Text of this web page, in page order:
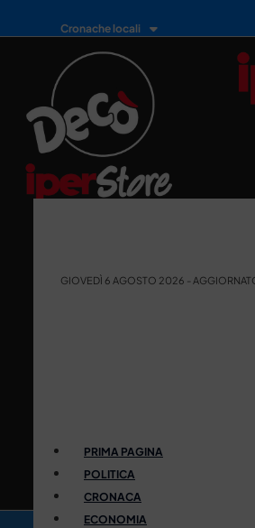
Cronache locali
GIOVEDÌ 6 AGOSTO 2026 -
PRIMA PAGINA
POLITICA
CRONACA
ECONOMIA